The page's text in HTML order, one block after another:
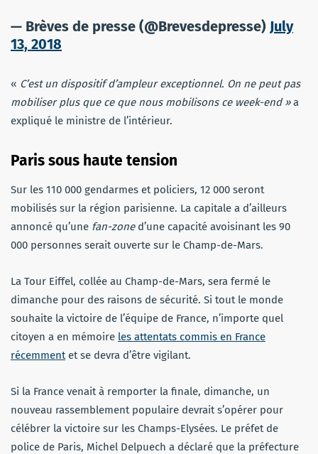
— Brèves de presse (@Brevesdepresse) July
13, 2018
« C’est un dispositif d’ampleur exceptionnel. On ne peut pas
mobiliser plus que ce que nous mobilisons ce week-end »a
expliqué le ministre de l’intérieur.
Paris sous haute tension
Sur les 110 000 gendarmes et policiers, 12 000 seront
mobilisés sur la région parisienne. La capitale a d’ailleurs
annoncé qu’une fan-zoned’une capacité avoisinant les 90
000 personnes serait ouverte sur le Champ-de-Mars.
La Tour Eiffel, collée au Champ-de-Mars, sera fermé le
dimanche pour des raisons de sécurité. Si tout le monde
souhaite la victoire de l’équipe de France, n’importe quel
citoyen a en mémoire les attentats commis en France
récemmentet se devra d’être vigilant.
Si la France venait à remporter la finale, dimanche, un
nouveau rassemblement populaire devrait s’opérer pour
célébrer la victoire sur les Champs-Elysées. Le préfet de
police de Paris, Michel Delpuech a déclaré que la préfecture